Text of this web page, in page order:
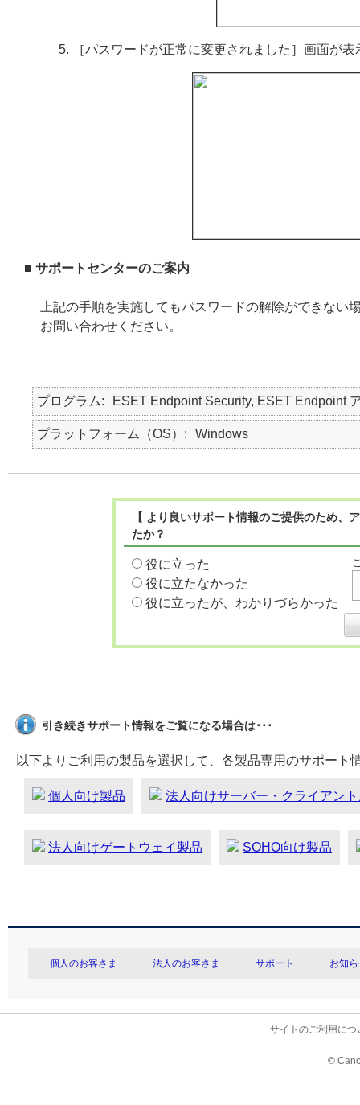
［パスワードが正常に変更されました］画面が
■ サポートセンターのご案内
上記の手順を実施してもパスワードの解除ができない
お問い合わせください。
プログラム ESET Endpoint Security, ESET Endpoint
プラットフォーム（OS） Windows
【 より良いサポート情報のご提供のため
たか？
役に立った
役に立たなかった
役に立ったが、わかりづらかった
引き続きサポート情報をご覧になる場合は･･･
以下よりご利用の製品を選択して、各製品専用のサポート
個人向け製品 法人向けサーバー・クライアン
法人向けゲートウェイ製品 SOHO向け製品
個人のお客さま 法人のお客さま サポート お知
サイトのご利用につ
©